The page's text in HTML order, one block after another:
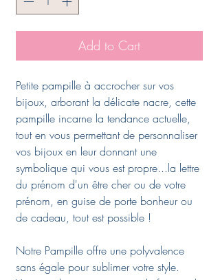
Add to Cart
Petite pampille à accrocher sur vos
bijoux, arborant la délicate nacre, cette
pampille incarne la tendance actuelle,
tout en vous permettant de personnaliser
vos bijoux en leur donnant une
symbolique qui vous est propre...la lettre
du prénom d'un être cher ou de votre
prénom, en guise de porte bonheur ou
de cadeau, tout est possible !
Notre Pampille offre une polyvalence
sans égale pour sublimer votre style.